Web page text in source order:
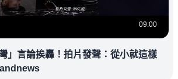
09:00
」言論挨轟！拍片發聲：從小就這樣